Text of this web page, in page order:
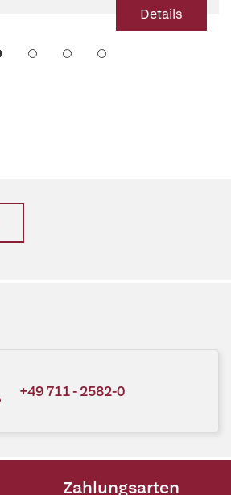
Details
+49 711 - 2582-0
Zahlungsarten